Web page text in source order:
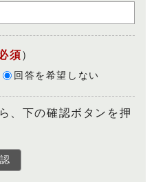
須）
回答を希望しない
、下の確認ボタンを押